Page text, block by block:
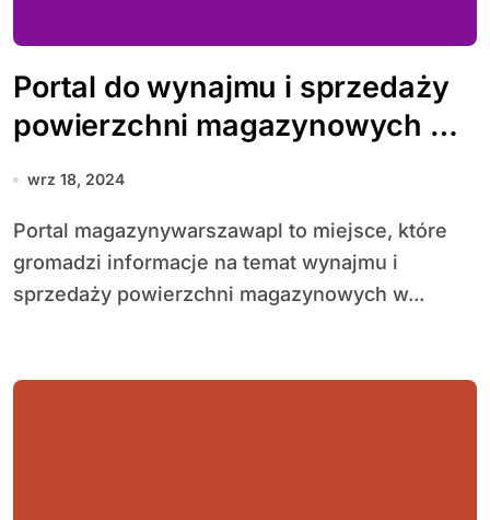
Portal do wynajmu i sprzedaży
powierzchni magazynowych w
Warszawie: funkcjonalności i
wrz 18, 2024
Portal magazynywarszawapl to miejsce, które
gromadzi informacje na temat wynajmu i
sprzedaży powierzchni magazynowych w...